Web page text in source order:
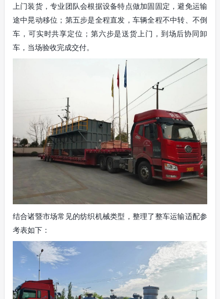
上门装货，专业团队会根据设备特点做加固固定，避免运输
途中晃动移位；第五步是全程直发，车辆全程不中转、不倒
车，可实时共享定位；第六步是送货上门，到场后协同卸
车，当场验收完成交付。
结合诸暨市场常见的纺织机械类型，整理了整车运输适配参
考表如下：